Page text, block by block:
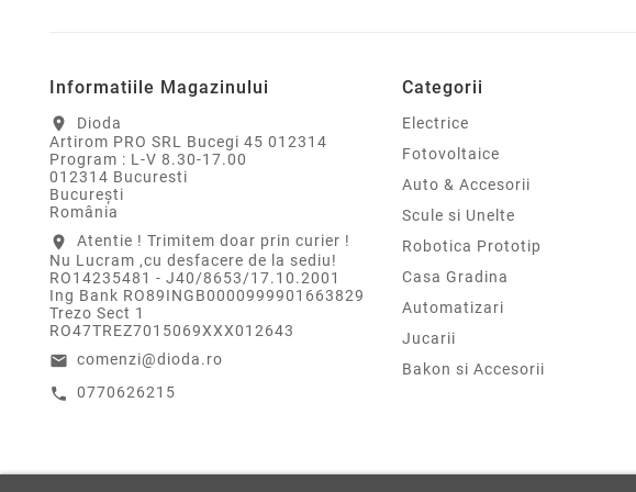
Informatiile Magazinului
location_on
Dioda
Artirom PRO SRL Bucegi 45 012314
Program : L-V 8.30-17.00
012314 Bucuresti
Bucureşti
România
location_on
Atentie ! Trimitem doar prin curier !
Nu Lucram ,cu desfacere de la sediu!
RO14235481 - J40/8653/17.10.2001
Ing Bank RO89INGB0000999901663829
Trezo Sect 1
RO47TREZ7015069XXX012643
email comenzi@dioda.ro
call 0770626215
Categorii
Electrice
Fotovoltaice
Auto & Accesorii
Scule si Unelte
Robotica Prototip
Casa Gradina
Automatizari
Jucarii
Bakon si Accesorii